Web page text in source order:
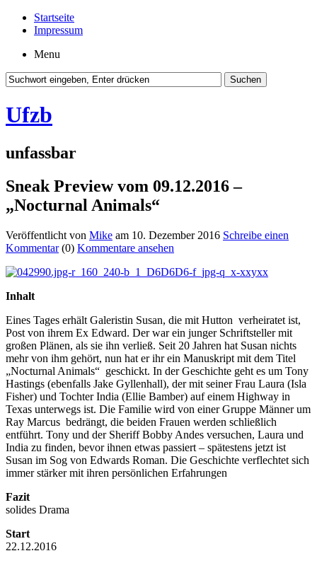
Startseite
Impressum
Menu
Ufzb
unfassbar
Sneak Preview vom 09.12.2016 –
„Nocturnal Animals“
Veröffentlicht von Mike am 10. Dezember 2016 Schreibe einen
Kommentar(0) Kommentare ansehen
Inhalt
Eines Tages erhält Galeristin Susan, die mit Hutton verheiratet ist,
Post von ihrem Ex Edward. Der war ein junger Schriftsteller mit
großen Plänen, als sie ihn verließ. Seit 20 Jahren hat Susan nichts
mehr von ihm gehört, nun hat er ihr ein Manuskript mit dem Titel
„Nocturnal Animals“ geschickt. In der Geschichte geht es um Tony
Hastings (ebenfalls Jake Gyllenhall), der mit seiner Frau Laura (Isla
Fisher) und Tochter India (Ellie Bamber) auf einem Highway in
Texas unterwegs ist. Die Familie wird von einer Gruppe Männer um
Ray Marcus bedrängt, die beiden Frauen werden schließlich
entführt. Tony und der Sheriff Bobby Andes versuchen, Laura und
India zu finden, bevor ihnen etwas passiert – spätestens jetzt ist
Susan im Sog von Edwards Roman. Die Geschichte verflechtet sich
immer stärker mit ihren persönlichen Erfahrungen
Fazit
solides Drama
Start
22.12.2016